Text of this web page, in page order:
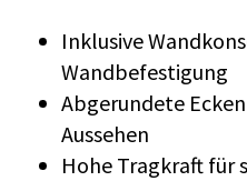
Inklusive
Wandbefestigung
Abgerundete
Aussehen
Hohe Tragkraft für